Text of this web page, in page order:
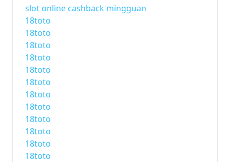
slot online cashback mingguan
18toto
18toto
18toto
18toto
18toto
18toto
18toto
18toto
18toto
18toto
18toto
18toto